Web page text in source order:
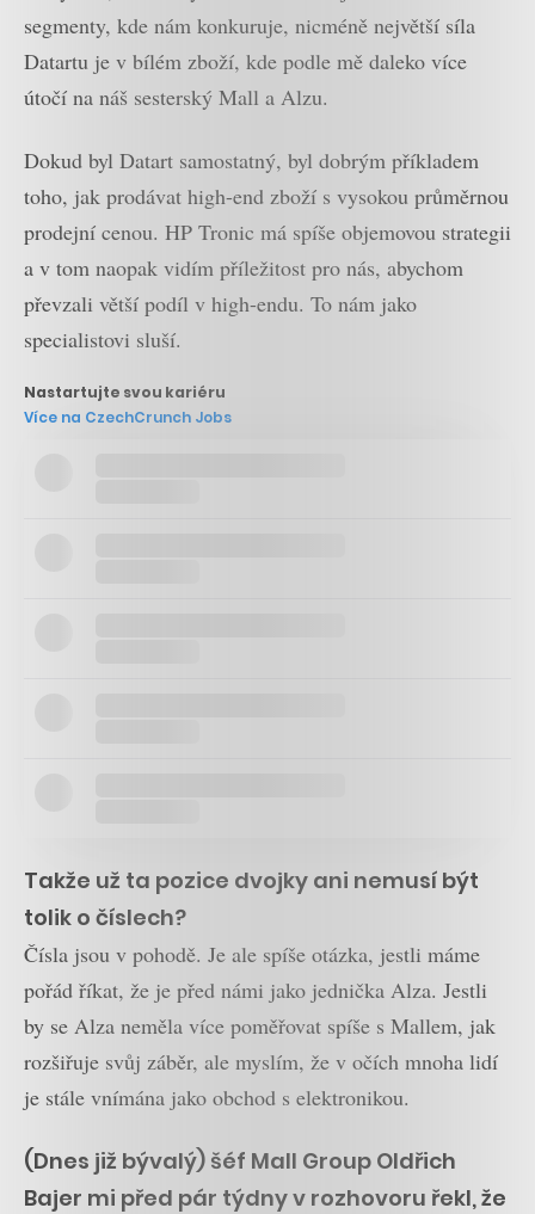
segmenty, kde nám konkuruje, nicméně největší síla
Datartu je v bílém zboží, kde podle mě daleko více
útočí na náš sesterský Mall a Alzu.
Dokud byl Datart samostatný, byl dobrým příkladem
toho, jak prodávat high-end zboží s vysokou průměrnou
prodejní cenou. HP Tronic má spíše objemovou strategii
a v tom naopak vidím příležitost pro nás, abychom
převzali větší podíl v high-endu. To nám jako
specialistovi sluší.
Nastartujte svou kariéru
Více na CzechCrunch Jobs
Takže už ta pozice dvojky ani nemusí být
tolik o číslech?
Čísla jsou v pohodě. Je ale spíše otázka, jestli máme
pořád říkat, že je před námi jako jednička Alza. Jestli
by se Alza neměla více poměřovat spíše s Mallem, jak
rozšiřuje svůj záběr, ale myslím, že v očích mnoha lidí
je stále vnímána jako obchod s elektronikou.
(Dnes již bývalý) šéf Mall Group Oldřich
Bajer mi před pár týdny v rozhovoru řekl, že